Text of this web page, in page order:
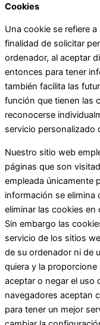
Cookies
Una cookie se refiere
finalidad de solicitar
ordenador, al aceptar
entonces para tener
también facilita las
función que tienen las
reconocerse
servicio personalizado
Nuestro sitio web
páginas que son
empleada únicamente
información se elimina
eliminar las cookies en
Sin embargo las
servicio de los sitios
de su ordenador ni de
quiera y la
aceptar o negar el uso
navegadores aceptan
para tener un mejor